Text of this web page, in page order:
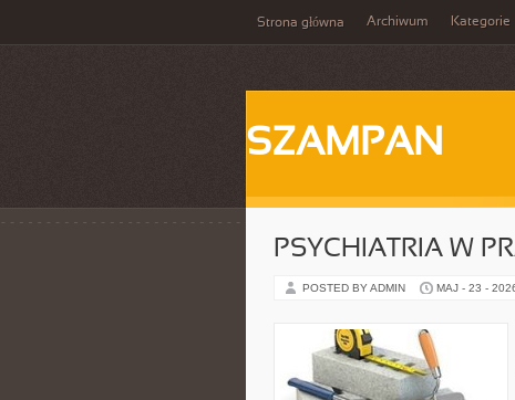
Strona główna Archiwum Kategorie
SZAMPAN
PSYCHIATRIA W
POSTED BY ADMIN MAJ - 23 -